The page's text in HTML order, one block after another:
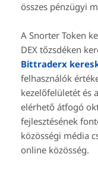
összes pénzügyi
A Snorter Token
DEX tőzsdéken
Bittraderx
felhasználók
kezelőfelületét és
elérhető átfogó
fejlesztésének
közösségi média
online közösség.